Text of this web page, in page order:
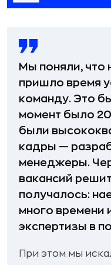
Мы поняли, что
пришло время
команду. Это
момент было
были
кадры —
менеджеры.
вакансий
получалось:
много времени
экспертизы в
При этом мы